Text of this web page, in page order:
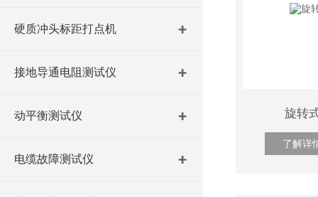
硬质冲头标距打点机
接地导通电阻测试仪
动平衡测试仪
电缆故障测试仪
旋转
了解详